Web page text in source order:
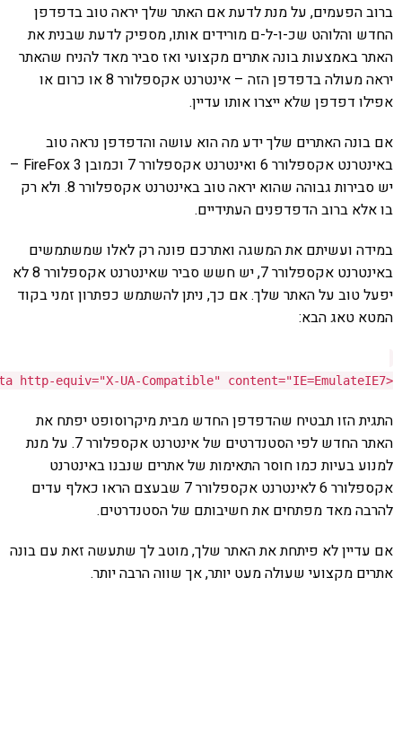
על מנת לדעת אם האתר שלך יראה טוב בדפדפן
שכ-ו-ל-ם מורידים אותו, מספיק לדעת שבנית את
בונה אתרים מקצועי ואז סביר מאד להניח שהאתר
יראה מעולה בדפדפן הזה – אינטרנט אקספלורר 8 או כרום או
שלא ייצרו אותו עדיין.
האתרים שלך ידע מה הוא עושה והדפדפן נראה טוב
באינטרנט אקספלורר 6 ואינטרנט אקספלורר 7 וכמובן FireFox 3 –
יש סבירות גבוהה שהוא יראה טוב באינטרנט אקספלורר 8. ולא רק
הדפדפנים העתידיים.
את המשגה ואתרכם פונה רק לאלו שמשתמשים
באינטרנט אקספלורר 7, יש חשש סביר שאינטרנט אקספלורר 8 לא
על האתר שלך. אם כך, ניתן להשתמש כפתרון זמני בקוד
הבא:
http-equiv="X-UA-Compatible" content=
/>
תבטיח שהדפדפן החדש מבית מיקרוסופט יפתח את
האתר החדש לפי הסטנדרטים של אינטרנט אקספלורר 7. על מנת
כמו חוסר התאימות של אתרים שנבנו באינטרנט
אקספלורר 6 לאינטרנט אקספלורר 7 שבעצם הראו כאלף עדים
מפתחים את חשיבותם של הסטנדרטים.
לא פיתחת את האתר שלך, מוטב לך שתעשה זאת עם בונה
שעולה מעט יותר, אך שווה הרבה יותר.